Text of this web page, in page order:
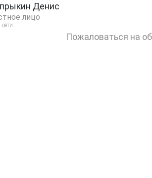
Денис
лицо
Пожаловаться на